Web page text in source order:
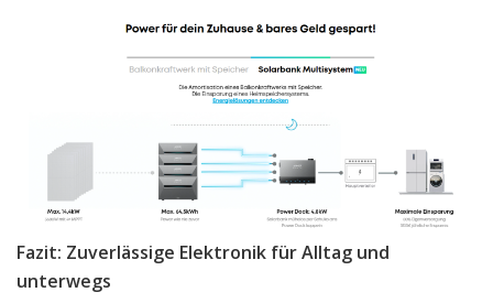
Fazit: Zuverlässige Elektronik für Alltag und
unterwegs